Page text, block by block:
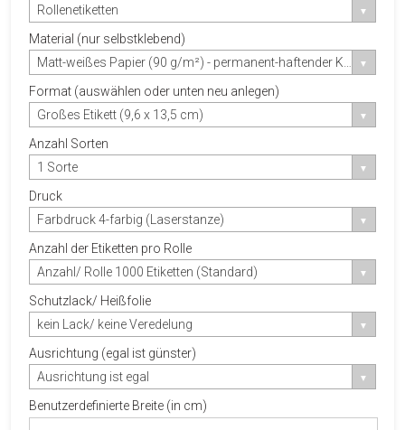
Rollenetiketten
Material (nur selbstklebend)
Format (auswählen oder unten neu anlegen)
Großes Etikett (9,6 x 13,5 cm)
Anzahl Sorten
1 Sorte
Druck
Farbdruck 4-farbig (Laserstanze)
Anzahl der Etiketten pro Rolle
Anzahl/ Rolle 1000 Etiketten (Standard)
Schutzlack/ Heißfolie
kein Lack/ keine Veredelung
Ausrichtung (egal ist günster)
Ausrichtung ist egal
Benutzerdefinierte Breite (in cm)